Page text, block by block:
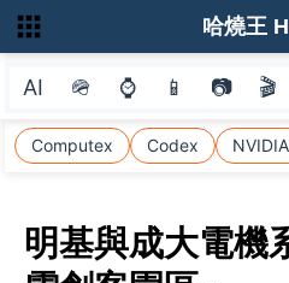
AI 🪖 ⌚ 📱 📷 🎬
Computex Codex NVIDIA
哈燒王
明基與成大電機